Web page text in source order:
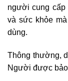
người cung cấp
và sức khỏe
dùng.
Thông thường,
Người được